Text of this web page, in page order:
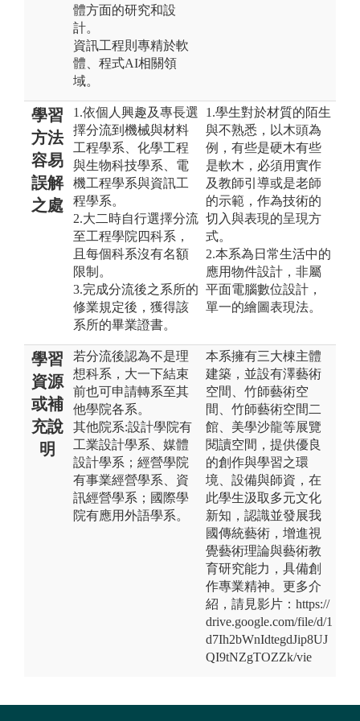
體方面的研究和設
計。
資訊工程則專精於軟
體、程式AI相關領
域。
學習
方法
容易
誤解
之處
1.依個人興趣及專長選
擇分流到機械與材料
工程學系、化學工程
與生物科技學系、電
機工程學系與資訊工
程學系。
2.大二時自行選擇分流
至工程學院四科系，
且每個科系沒有名額
限制。
3.完成分流後之系所的
修業規定後，獲得該
系所的畢業證書。
1.學生對於材質的陌生
與不熟悉，以木頭為
例，有些是硬木有些
是軟木，必須用實作
及教師引導或是老師
的示範，作為技術的
切入與表現的呈現方
式。
2.本系為日常生活中的
應用物件設計，非屬
平面電腦數位設計，
單一的繪圖表現法。
學習
資源
或補
充說
明
若分流後認為不是理
想科系，大一下結束
前也可申請轉系至其
他學院各系。
其他院系:設計學院有
工業設計學系、媒體
設計學系；經營學院
有事業經營學系、資
訊經營學系；國際學
院有應用外語學系。
本系擁有三大棟主體
建築，並設有澤藝術
空間、竹師藝術空
間、竹師藝術空間二
館、美學沙龍等展覽
閱讀空間，提供優良
的創作與學習之環
境、設備與師資，在
此學生汲取多元文化
新知，認識並發展我
國傳統藝術，增進視
覺藝術理論與藝術教
育研究能力，具備創
作專業精神。更多介
紹，請見影片：https://
drive.google.com/file/d/1
d7Ih2bWnIdtegdJip8UJ
QI9tNZgTOZZk/vie